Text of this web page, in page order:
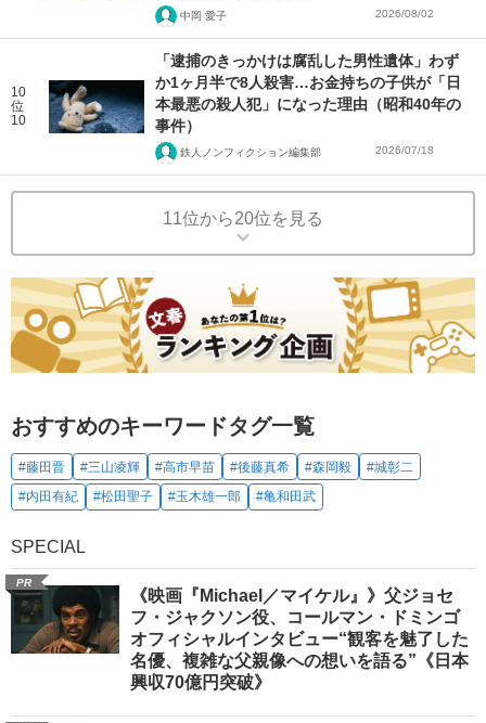
中岡 愛子 2026/08/02
10
位
10
「逮捕のきっかけは腐乱した男性遺体」わず
か1ヶ月半で8人殺害…お金持ちの子供が「日
本最悪の殺人犯」になった理由（昭和40年の
事件）
鉄人ノンフィクション編集部 2026/07/18
11位から20位を見る
おすすめのキーワードタグ一覧
#藤田晋 #三山凌輝 #高市早苗 #後藤真希 #森岡毅
#城彰二
#内田有紀
#松田聖子 #玉木雄一郎 #亀和田武
SPECIAL
PR
《映画『Michael／マイケル』》父ジョセ
フ・ジャクソン役、コールマン・ドミンゴ
オフィシャルインタビュー“観客を魅了した
名優、複雑な父親像への想いを語る”《日本
興収70億円突破》